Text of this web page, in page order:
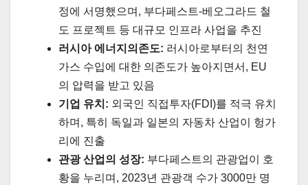
정에 서명했으며, 부다페스트-베오그라드 철
도 프로젝트 등 대규모 인프라 사업을 추진
러시아 에너지의존도: 러시아로부터의 천연
가스 수입에 대한 의존도가 높아지면서, EU
의 압력을 받고 있음
기업 유치: 외국인 직접투자(FDI)를 적극 유치
하며, 특히 독일과 일본의 자동차 산업이 헝가
리에 진출
관광 산업의 성장: 부다페스트의 관광업이 호
황을 누리며, 2023년 관광객 수가 3000만 명